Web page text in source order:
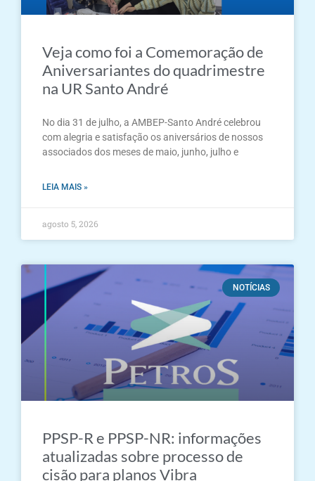
Veja como foi a Comemoração de
Aniversariantes do quadrimestre
na UR Santo André
No dia 31 de julho, a AMBEP-Santo André celebrou
com alegria e satisfação os aniversários de nossos
associados dos meses de maio, junho, julho e
LEIA MAIS »
agosto 5, 2026
NOTÍCIAS
PPSP-R e PPSP-NR: informações
atualizadas sobre processo de
cisão para planos Vibra